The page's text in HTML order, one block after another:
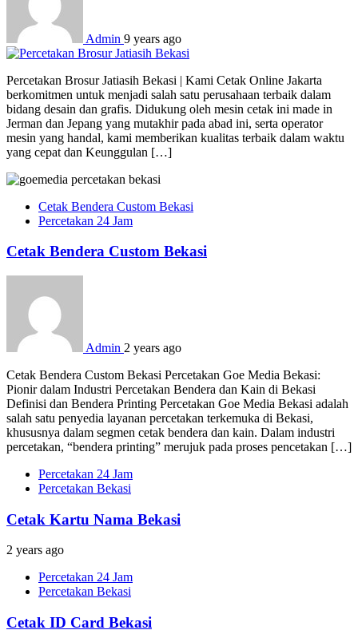
Admin 9 years ago
Percetakan Brosur Jatiasih Bekasi | Kami Cetak Online Jakarta
berkomitmen untuk menjadi salah satu perusahaan terbaik dalam
bidang desain dan grafis. Didukung oleh mesin cetak ini made in
Jerman dan Jepang yang mutakhir pada abad ini, serta operator
mesin yang handal, kami memberikan kualitas terbaik dalam waktu
yang cepat dan Keunggulan […]
Cetak Bendera Custom Bekasi
Percetakan 24 Jam
Cetak Bendera Custom Bekasi
Admin 2 years ago
Cetak Bendera Custom Bekasi Percetakan Goe Media Bekasi:
Pionir dalam Industri Percetakan Bendera dan Kain di Bekasi
Definisi dan Bendera Printing Percetakan Goe Media Bekasi adalah
salah satu penyedia layanan percetakan terkemuka di Bekasi,
khususnya dalam segmen cetak bendera dan kain. Dalam industri
percetakan, “bendera printing” merujuk pada proses pencetakan […]
Percetakan 24 Jam
Percetakan Bekasi
Cetak Kartu Nama Bekasi
2 years ago
Percetakan 24 Jam
Percetakan Bekasi
Cetak ID Card Bekasi